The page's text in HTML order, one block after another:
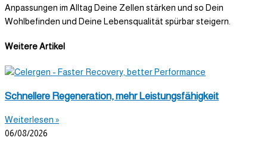
Anpassungen im Alltag Deine Zellen stärken und so Dein
Wohlbefinden und Deine Lebensqualität spürbar steigern.
Weitere Artikel
Schnellere Regeneration, mehr Leistungsfähigkeit
Weiterlesen »
06/08/2026